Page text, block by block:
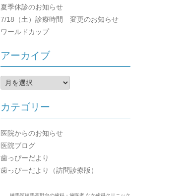
夏季休診のお知らせ
7/18（土）診療時間 変更のお知らせ
ワールドカップ
アーカイブ
ア
ー
イ
ブ
カテゴリー
医院からのお知らせ
医院ブログ
歯っぴーだより
歯っぴーだより（訪問診療版）